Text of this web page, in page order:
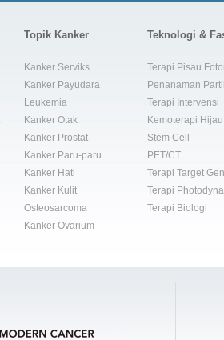
Topik Kanker
Kanker Serviks
Kanker Payudara
Leukemia
Kanker Otak
Kanker Prostat
Kanker Paru-paru
Kanker Hati
Kanker Kulit
Osteosarcoma
Kanker Ovarium
Teknologi &
Terapi Pisau
Penanaman
Terapi Intervensi
Kemoterapi Hijau
Stem Cell
PET/CT
Terapi Target Gen
Terapi
Terapi Biologi